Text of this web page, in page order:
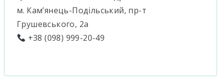
м. Кам’янець-Подільський, пр-т
Грушевського, 2а
+38 (098) 999-20-49